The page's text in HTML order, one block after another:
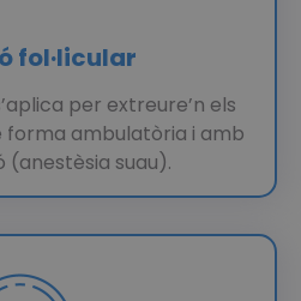
fol·licular
per extreure’n els
forma ambulatòria i amb
(anestèsia suau).